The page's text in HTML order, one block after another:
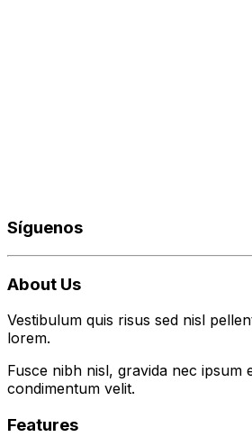
Síguenos
About Us
Vestibulum quis risus sed nisl
lorem.
Fusce nibh nisl, gravida nec ipsum
condimentum velit.
Features